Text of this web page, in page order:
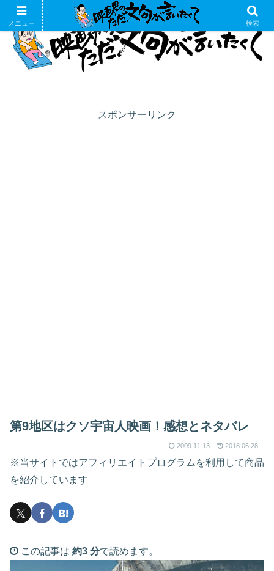
スポンサーリンク
第9地区はクソ宇宙人映画！感想とネタバレ
2009.11.13 2018.06.28
※当サイトではアフィリエイトプログラムを利用して商品
を紹介しています
この記事は 約3 分で読めます。
メニュー 検索